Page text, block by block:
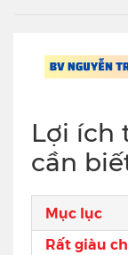
Lợi ích
cần
Mục lục
Rất giàu